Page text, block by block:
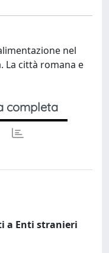
nel
La città romana e
completa
a Enti stranieri